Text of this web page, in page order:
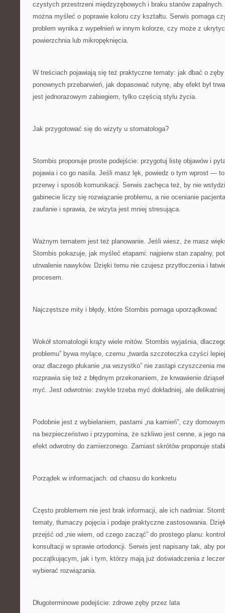
czystych przestrzeni międzyzębowych i braku stanów
można myśleć o poprawie koloru czy kształtu. Serwis pomaga
problem wynika z wypełnień w innym kolorze, czy może z
powierzchnia lub mikropęknięcia.
W treściach pojawiają się też praktyczne tematy: jak dbać o
ponownych przebarwień, jak dopasować rutynę, aby efekt był
jest jednorazowym zabiegiem, tylko częścią stylu życia.
Jak przygotować się do wizyty u stomatologa?
Stombis proponuje proste podejście: przygotuj listę objawów i
pojawia i co go nasila. Jeśli masz lęk, powiedz o tym wprost —
przerwy i sposób komunikacji. Serwis zachęca też, by nie
gabinecie liczy się rozwiązanie problemu, a nie ocenianie
zaufanie i sprawia, że wizyta jest mniej stresująca.
Ważnym tematem jest też planowanie. Jeśli wiesz, że masz
Stombis pokazuje, jak myśleć etapami: najpierw stan zapalny,
utrwalenie nawyków. Dzięki temu nie czujesz przytłoczenia i
procesem.
Najczęstsze mity i błędy, które Stombis pomaga uporządkować
Wokół stomatologii krąży wiele mitów. Stombis wyjaśnia,
problemu” bywa mylące, czemu „twarda szczoteczka czyści
oraz dlaczego płukanie „na wszystko” nie zastąpi czyszczenia
rozprawia się też z błędnym przekonaniem, że krwawienie
myć. Jest odwrotnie: zwykle trzeba myć dokładniej, ale
Podobnie jest z wybielaniem, pastami „na kamień”, czy
na bezpieczeństwo i przypomina, że szkliwo jest cenne, a jego
efekt odwrotny do zamierzonego. Zamiast skrótów proponuje
Porządek w informacjach: od chaosu do konkretu
Często problemem nie jest brak informacji, ale ich nadmiar.
tematy, tłumaczy pojęcia i podaje praktyczne zastosowania.
przejść od „nie wiem, od czego zacząć” do prostego planu:
konsultacji w sprawie ortodoncji. Serwis jest napisany tak, aby
początkującym, jak i tym, którzy mają już doświadczenia z
wybierać rozwiązania.
Długoterminowe podejście: zdrowe zęby przez lata